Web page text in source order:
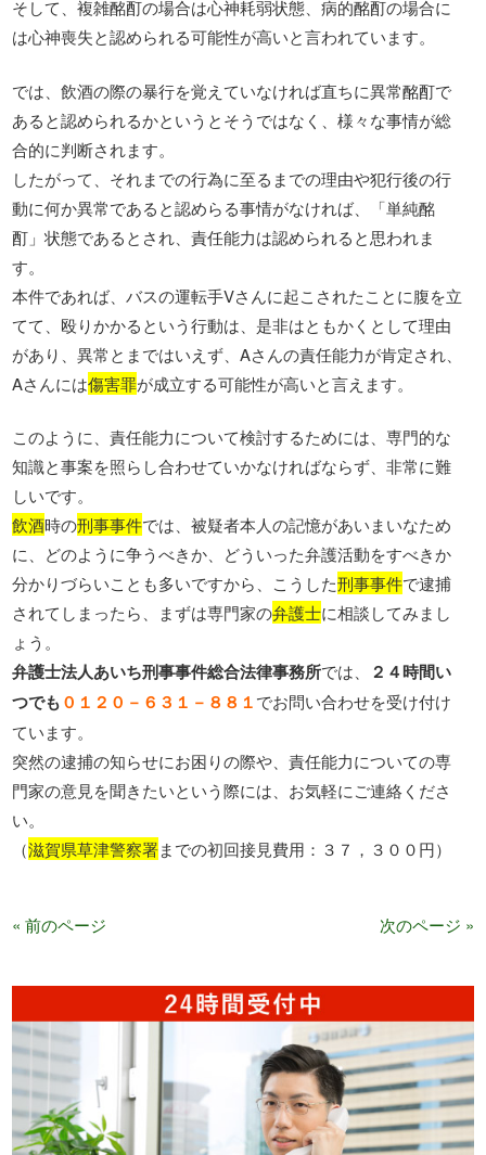
そして、複雑酩酊の場合は心神耗弱状態、病的酩酊の場合に
は心神喪失と認められる可能性が高いと言われています。
では、飲酒の際の暴行を覚えていなければ直ちに異常酩酊で
あると認められるかというとそうではなく、様々な事情が総
合的に判断されます。
したがって、それまでの行為に至るまでの理由や犯行後の行
動に何か異常であると認めらる事情がなければ、「単純酩
酊」状態であるとされ、責任能力は認められると思われま
す。
本件であれば、バスの運転手Vさんに起こされたことに腹を立
てて、殴りかかるという行動は、是非はともかくとして理由
があり、異常とまではいえず、Aさんの責任能力が肯定され、
Aさんには傷害罪が成立する可能性が高いと言えます。
このように、責任能力について検討するためには、専門的な
知識と事案を照らし合わせていかなければならず、非常に難
しいです。
飲酒時の刑事事件では、被疑者本人の記憶があいまいなため
に、どのように争うべきか、どういった弁護活動をすべきか
分かりづらいことも多いですから、こうした刑事事件で逮捕
されてしまったら、まずは専門家の弁護士に相談してみまし
ょう。
弁護士法人あいち刑事事件総合法律事務所では、
２４時間い
つでも０１２０－６３１－８８１でお問い合わせを受け付け
ています。
突然の逮捕の知らせにお困りの際や、責任能力についての専
門家の意見を聞きたいという際には、お気軽にご連絡くださ
い。
（滋賀県草津警察署までの初回接見費用：３７，３００円）
« 前のページ 次のページ »